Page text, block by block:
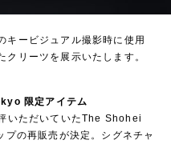
ービジュアル撮影時に使用
リーツを展示いたします。
限定アイテム
いただいていたThe Shohei
の再販売が決定。シグネチャ